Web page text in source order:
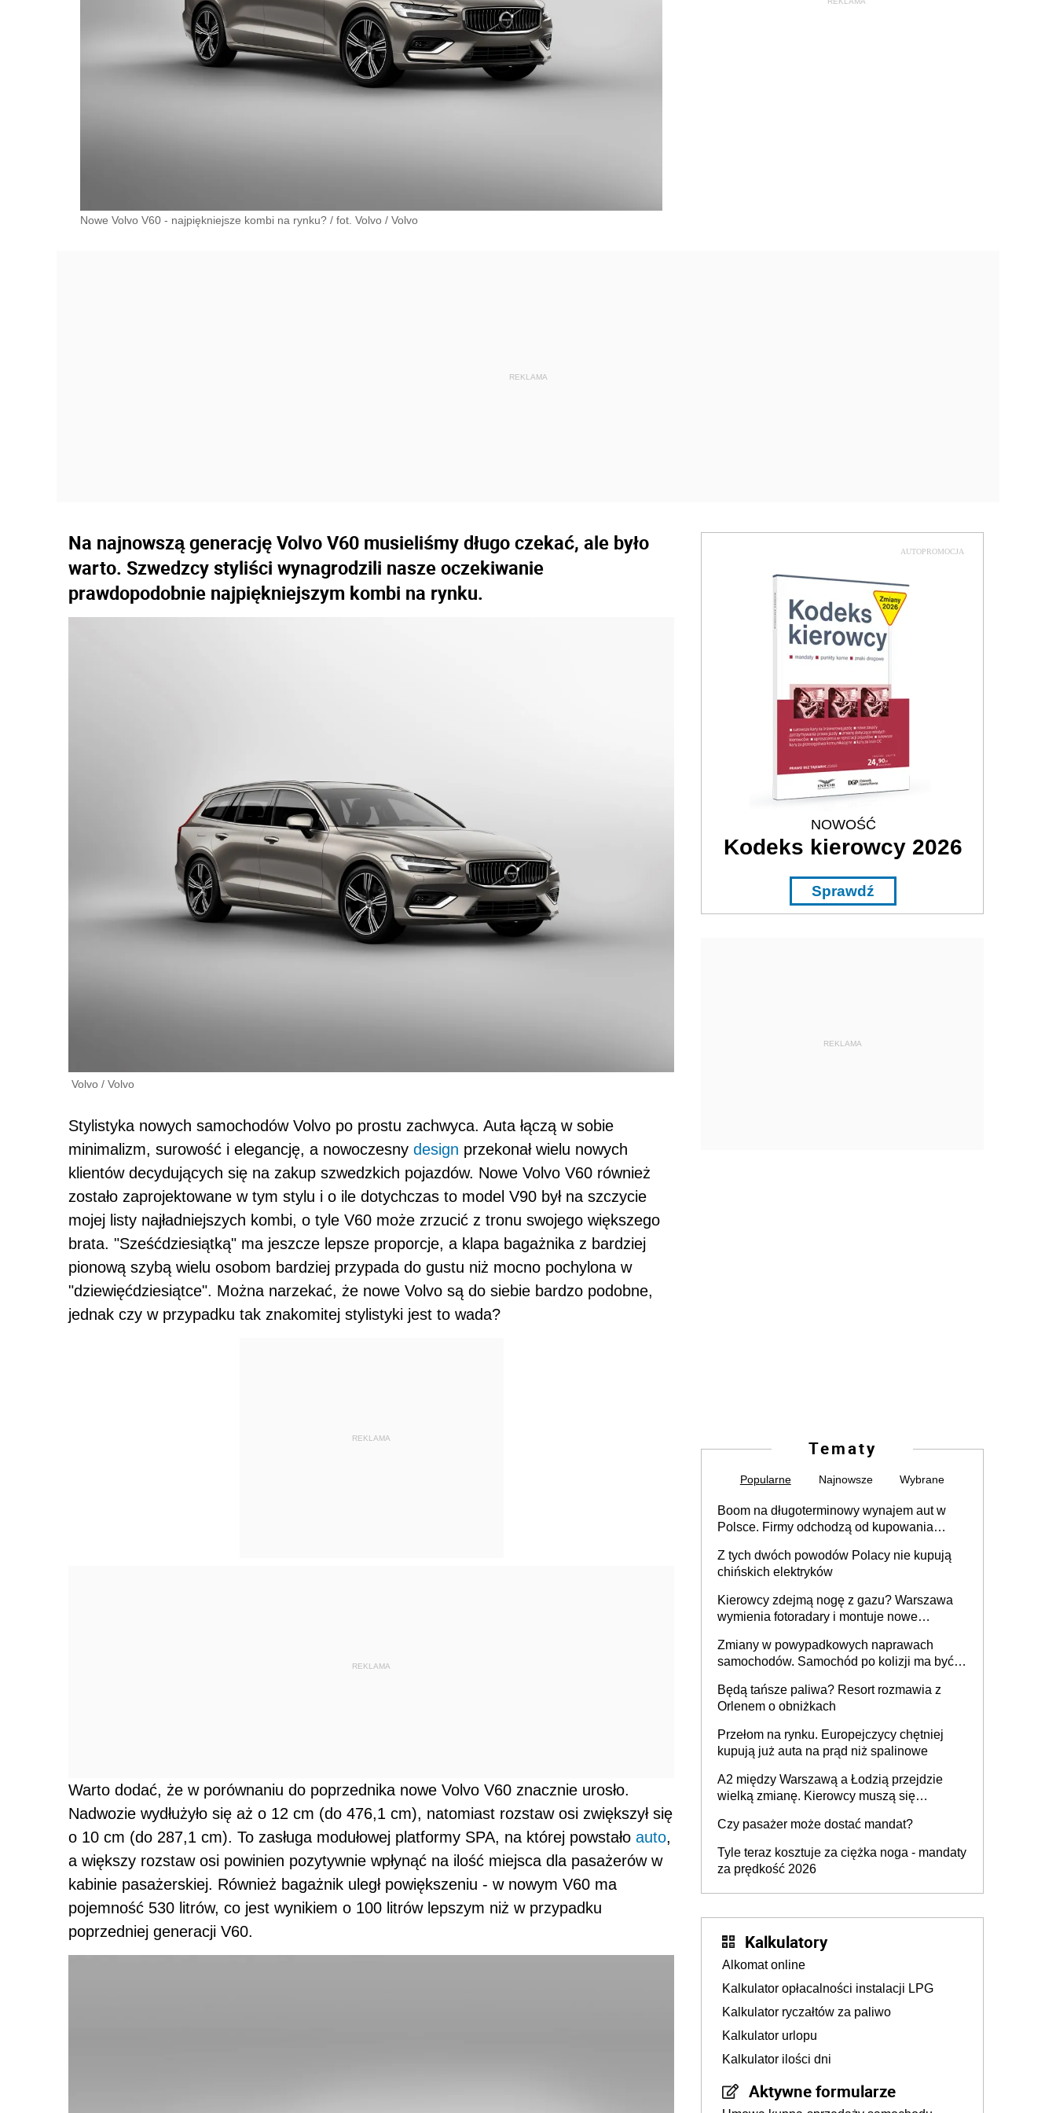
Nowe Volvo V60 - najpiękniejsze kombi na rynku? / fot. Volvo / Volvo
Na najnowszą generację Volvo V60 musieliśmy długo czekać, ale było
warto. Szwedzcy styliści wynagrodzili nasze oczekiwanie
prawdopodobnie najpiękniejszym kombi na rynku.
Volvo / Volvo
Stylistyka nowych samochodów Volvo po prostu zachwyca. Auta łączą w sobie
minimalizm, surowość i elegancję, a nowoczesny design przekonał wielu nowych
klientów decydujących się na zakup szwedzkich pojazdów. Nowe Volvo V60 również
zostało zaprojektowane w tym stylu i o ile dotychczas to model V90 był na szczycie
mojej listy najładniejszych kombi, o tyle V60 może zrzucić z tronu swojego większego
brata. "Sześćdziesiątką" ma jeszcze lepsze proporcje, a klapa bagażnika z bardziej
pionową szybą wielu osobom bardziej przypada do gustu niż mocno pochylona w
"dziewięćdziesiątce". Można narzekać, że nowe Volvo są do siebie bardzo podobne,
jednak czy w przypadku tak znakomitej stylistyki jest to wada?
REKLAMA
REKLAMA
Warto dodać, że w porównaniu do poprzednika nowe Volvo V60 znacznie urosło.
Nadwozie wydłużyło się aż o 12 cm (do 476,1 cm), natomiast rozstaw osi zwiększył się
o 10 cm (do 287,1 cm). To zasługa modułowej platformy SPA, na której powstało auto,
a większy rozstaw osi powinien pozytywnie wpłynąć na ilość miejsca dla pasażerów w
kabinie pasażerskiej. Również bagażnik uległ powiększeniu - w nowym V60 ma
pojemność 530 litrów, co jest wynikiem o 100 litrów lepszym niż w przypadku
poprzedniej generacji V60.
AUTOPROMOCJA
NOWOŚĆ
Kodeks kierowcy 2026
Sprawdź
REKLAMA
Tematy
Popularne Najnowsze Wybrane
Boom na długoterminowy wynajem aut w
Polsce. Firmy odchodzą od kupowania
Z tych dwóch powodów Polacy nie kupują
chińskich elektryków
Kierowcy zdejmą nogę z gazu? Warszawa
wymienia fotoradary i montuje nowe
Zmiany w powypadkowych naprawach
samochodów. Samochód po kolizji ma być
technologią producenta
Będą tańsze paliwa? Resort rozmawia z
Orlenem o obniżkach
Przełom na rynku. Europejczycy chętniej
kupują już auta na prąd niż spalinowe
A2 między Warszawą a Łodzią przejdzie
wielką zmianę. Kierowcy muszą się
Czy pasażer może dostać mandat?
Tyle teraz kosztuje za ciężka noga - mandaty
za prędkość 2026
Kalkulatory
Alkomat online
Kalkulator opłacalności instalacji LPG
Kalkulator ryczałtów za paliwo
Kalkulator urlopu
Kalkulator ilości dni
Aktywne formularze